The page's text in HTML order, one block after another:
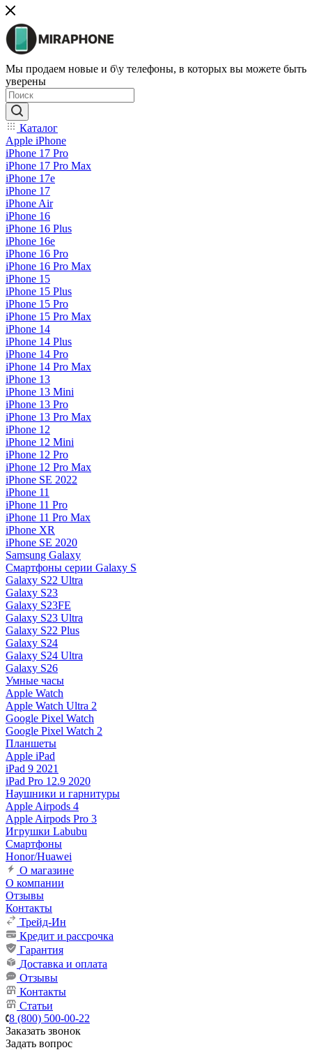
Мы продаем новые и б\у телефоны, в которых вы можете быть
уверены
Каталог
Apple iPhone
iPhone 17 Pro
iPhone 17 Pro Max
iPhone 17e
iPhone 17
iPhone Air
iPhone 16
iPhone 16 Plus
iPhone 16e
iPhone 16 Pro
iPhone 16 Pro Max
iPhone 15
iPhone 15 Plus
iPhone 15 Pro
iPhone 15 Pro Max
iPhone 14
iPhone 14 Plus
iPhone 14 Pro
iPhone 14 Pro Max
iPhone 13
iPhone 13 Mini
iPhone 13 Pro
iPhone 13 Pro Max
iPhone 12
iPhone 12 Mini
iPhone 12 Pro
iPhone 12 Pro Max
iPhone SE 2022
iPhone 11
iPhone 11 Pro
iPhone 11 Pro Max
iPhone XR
iPhone SE 2020
Samsung Galaxy
Смартфоны серии Galaxy S
Galaxy S22 Ultra
Galaxy S23
Galaxy S23FE
Galaxy S23 Ultra
Galaxy S22 Plus
Galaxy S24
Galaxy S24 Ultra
Galaxy S26
Умные часы
Apple Watch
Apple Watch Ultra 2
Google Pixel Watch
Google Pixel Watch 2
Планшеты
Apple iPad
iPad 9 2021
iPad Pro 12.9 2020
Наушники и гарнитуры
Apple Airpods 4
Apple Airpods Pro 3
Игрушки Labubu
Смартфоны
Honor/Huawei
О магазине
О компании
Отзывы
Контакты
Трейд-Ин
Кредит и рассрочка
Гарантия
Доставка и оплата
Отзывы
Контакты
Статьи
8 (800) 500-00-22
Заказать звонок
Задать вопрос